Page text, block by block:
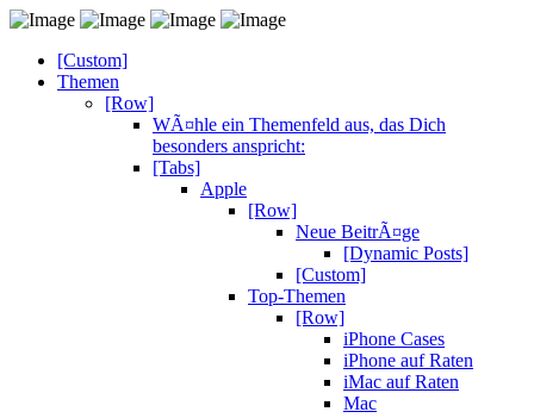
[Custom]
Themen
[Row]
WÃ¤hle ein Themenfeld aus, das Dich
besonders anspricht:
[Tabs]
Apple
[Row]
Neue BeitrÃ¤ge
[Dynamic Posts]
[Custom]
Top-Themen
[Row]
iPhone Cases
iPhone auf Raten
iMac auf Raten
Mac